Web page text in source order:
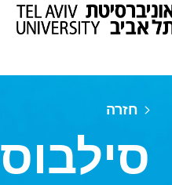
חזרה
סילבוס